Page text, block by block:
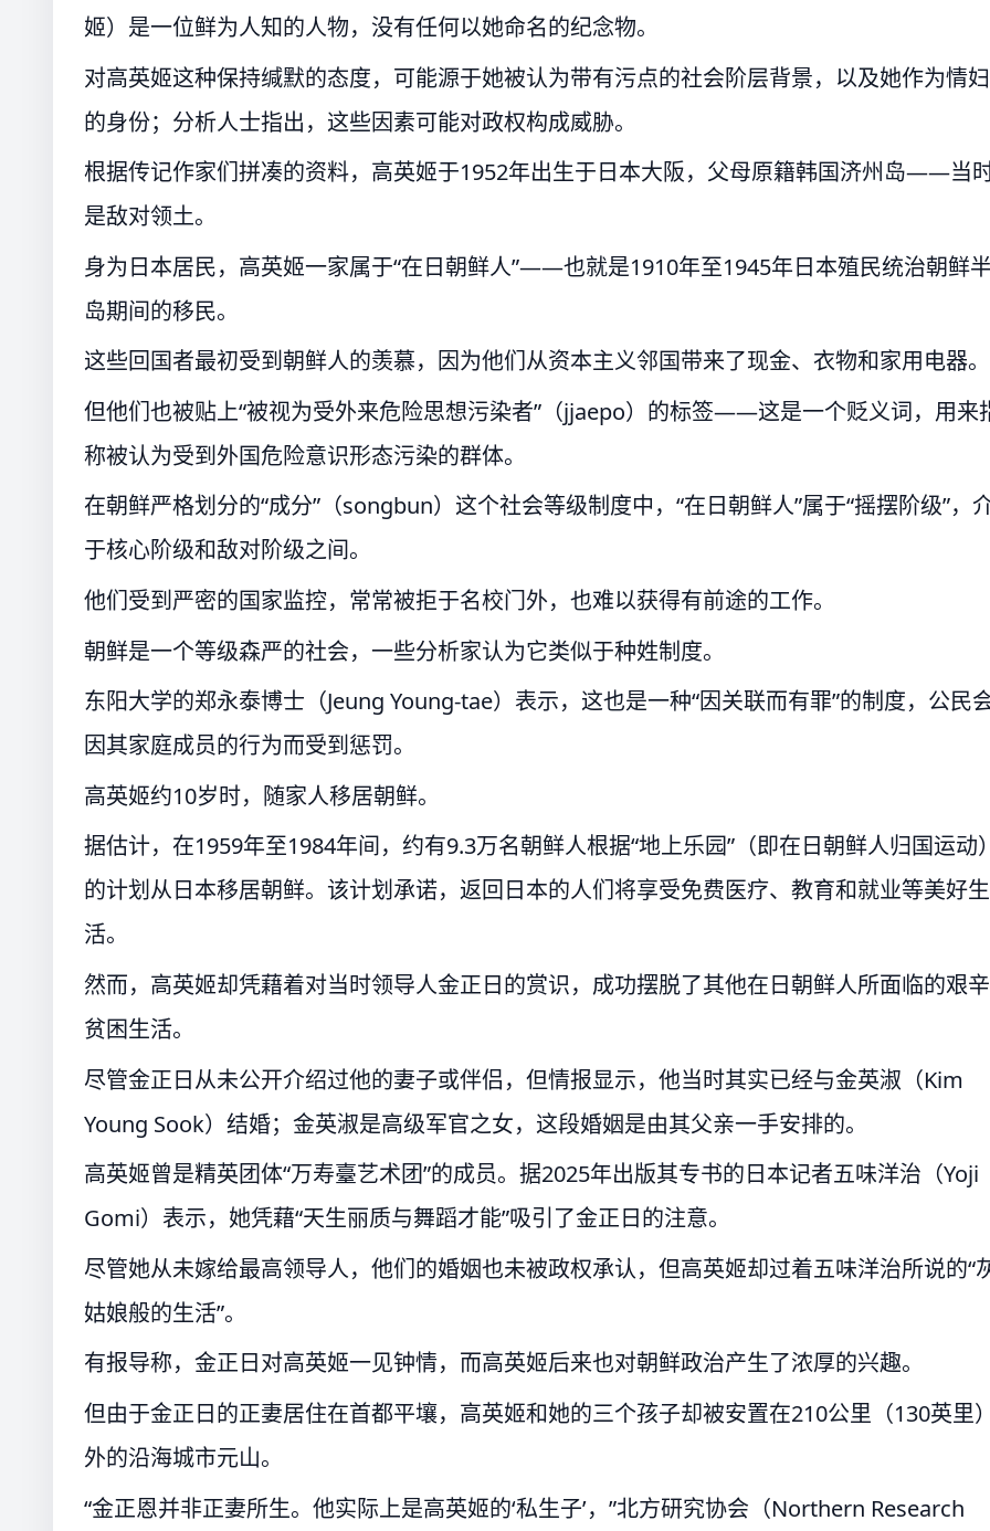
姬）是一位鲜为人知的人物，没有任何以她命名的纪念物。
对高英姬这种保持缄默的态度，可能源于她被认为带有污点的社会阶层背景，以及她作为情妇
的身份；分析人士指出，这些因素可能对政权构成威胁。
根据传记作家们拼凑的资料，高英姬于1952年出生于日本大阪，父母原籍韩国济州岛——当
是敌对领土。
身为日本居民，高英姬一家属于“在日朝鲜人”——也就是1910年至1945年日本殖民统治朝鲜
岛期间的移民。
这些回国者最初受到朝鲜人的羡慕，因为他们从资本主义邻国带来了现金、衣物和家用电器。
但他们也被贴上“被视为受外来危险思想污染者”（jjaepo）的标签——这是一个贬义词，用来
称被认为受到外国危险意识形态污染的群体。
在朝鲜严格划分的“成分”（songbun）这个社会等级制度中，“在日朝鲜人”属于“摇摆阶级”，
于核心阶级和敌对阶级之间。
他们受到严密的国家监控，常常被拒于名校门外，也难以获得有前途的工作。
朝鲜是一个等级森严的社会，一些分析家认为它类似于种姓制度。
东阳大学的郑永泰博士（Jeung Young-tae）表示，这也是一种“因关联而有罪”的制度，公民
因其家庭成员的行为而受到惩罚。
高英姬约10岁时，随家人移居朝鲜。
据估计，在1959年至1984年间，约有9.3万名朝鲜人根据“地上乐园”（即在日朝鲜人归国运动
的计划从日本移居朝鲜。该计划承诺，返回日本的人们将享受免费医疗、教育和就业等美好生
活。
然而，高英姬却凭藉着对当时领导人金正日的赏识，成功摆脱了其他在日朝鲜人所面临的艰辛
贫困生活。
尽管金正日从未公开介绍过他的妻子或伴侣，但情报显示，他当时其实已经与金英淑（Kim
Young Sook）结婚；金英淑是高级军官之女，这段婚姻是由其父亲一手安排的。
高英姬曾是精英团体“万寿臺艺术团”的成员。据2025年出版其专书的日本记者五味洋治（Yoji
Gomi）表示，她凭藉“天生丽质与舞蹈才能”吸引了金正日的注意。
尽管她从未嫁给最高领导人，他们的婚姻也未被政权承认，但高英姬却过着五味洋治所说的“
姑娘般的生活”。
有报导称，金正日对高英姬一见钟情，而高英姬后来也对朝鲜政治产生了浓厚的兴趣。
但由于金正日的正妻居住在首都平壤，高英姬和她的三个孩子却被安置在210公里（130英里
外的沿海城市元山。
“金正恩并非正妻所生。他实际上是高英姬的‘私生子’，”北方研究协会（Northern Research